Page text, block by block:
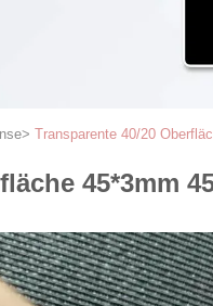
> Transparente 40/20
45*3mm